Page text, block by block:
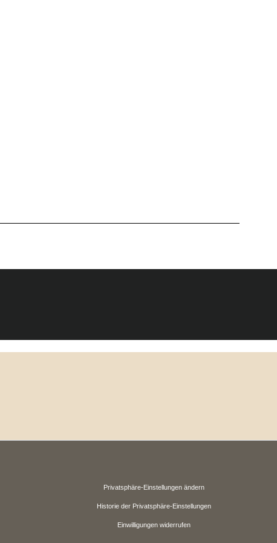
Privatsphäre-Einstellungen ändern
Historie der Privatsphäre-Einstellungen
Einwilligungen widerrufen